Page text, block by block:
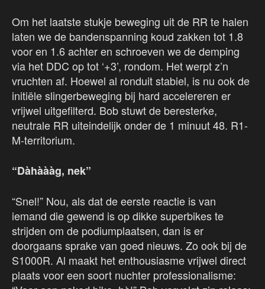
Om het laatste stukje beweging uit de RR te halen
laten we de bandenspanning koud zakken tot 1.8
voor en 1.6 achter en schroeven we de demping
via het DDC op tot ‘+3’, rondom. Het werpt z’n
vruchten af. Hoewel al ronduit stabiel, is nu ook de
initiële slingerbeweging bij hard accelereren er
vrijwel uitgefilterd. Bob stuwt de beresterke,
neutrale RR uiteindelijk onder de 1 minuut 48. R1-
M-territorium.
“Dàhàààg, nek”
“Snel!” Nou, als dat de eerste reactie is van
iemand die gewend is op dikke superbikes te
strijden om de podiumplaatsen, dan is er
doorgaans sprake van goed nieuws. Zo ook bij de
S1000R. Al maakt het enthousiasme vrijwel direct
plaats voor een soort nuchter professionalisme: